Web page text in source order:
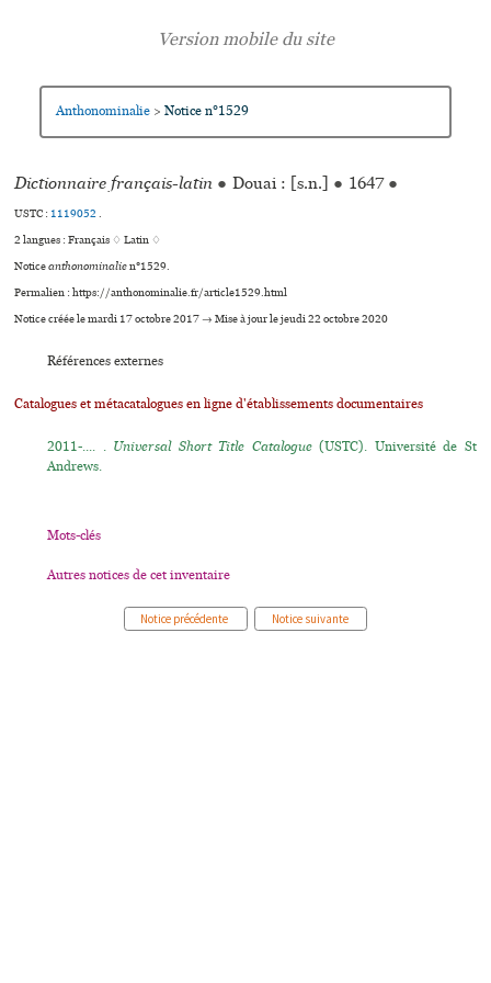
Anthonominalie > Notice n°1529
Dictionnaire français-latin ● Douai : [s.n.] ● 1647 ●
USTC : 1119052.
2 langues :Français ♢Latin ♢
Noticeanthonominalien°1529.
Permalien : https://anthonominalie.fr/article1529.html
Notice créée le mardi 17 octobre 2017 → Mise à jour le jeudi 22 octobre 2020
Références externes
Catalogues et métacatalogues en ligne d'établissements documentaires
2011-.... . Universal Short Title Catalogue(USTC). Université de St
Andrews.
Mots-clés
Autres notices de cet inventaire
Notice précédente Notice suivante